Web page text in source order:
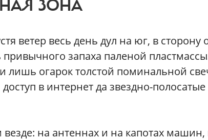
ЗОНА
ветер весь день дул на юг, в сторону
запаха паленой
лишь огарок толстой поминальной
в интернет да звездно-
на антеннах и на капотах машин,